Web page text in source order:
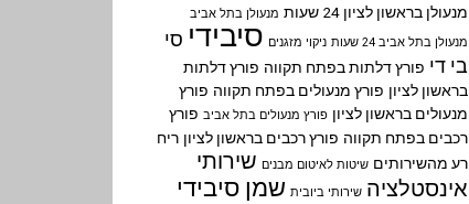
מנעולן בראשון לציון 24 שעות
מנעולן בתל אביב
מנעולן בתל אביב 24 שעות
ניקוי מזגנים סיבידי סי
בי די פורץ דלתות בפתח תקווה פורץ דלתות
בראשון לציון פורץ מנעולים בפתח תקווה פורץ
מנעולים בראשון לציון פורץ מנעולים בתל אביב פורץ
רכבים בפתח תקווה פורץ רכבים בראשון לציון ריח
רע מהשירותים שיטות לאיטום מבנים שירותי
אינסטלציה שירותי ביובית שמן סיבידי